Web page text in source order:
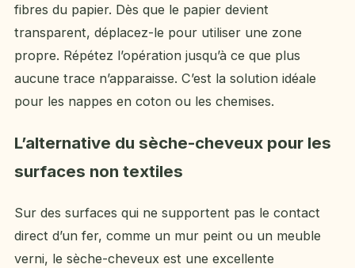
fibres du papier. Dès que le papier devient
transparent, déplacez-le pour utiliser une zone
propre. Répétez l’opération jusqu’à ce que plus
aucune trace n’apparaisse. C’est la solution idéale
pour les nappes en coton ou les chemises.
L’alternative du sèche-cheveux pour les
surfaces non textiles
Sur des surfaces qui ne supportent pas le contact
direct d’un fer, comme un mur peint ou un meuble
verni, le sèche-cheveux est une excellente